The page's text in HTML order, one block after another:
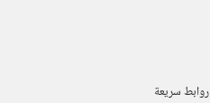
روابط سريعة